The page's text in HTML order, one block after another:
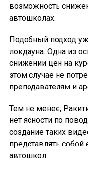
возможность
автошколах.
Подобный подход
локдауна. Одна из
снижении цен на
этом случае не
преподавателям и
Тем не менее,
нет ясности по
создание таких
представлять
автошкол.